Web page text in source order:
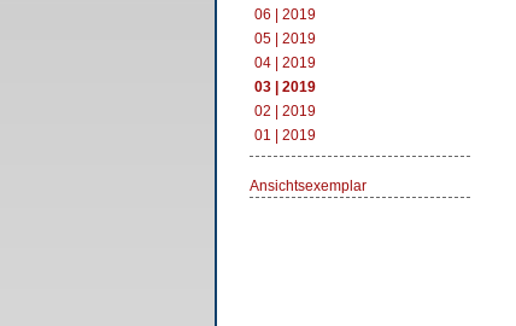
06 | 2019
05 | 2019
04 | 2019
03 | 2019
02 | 2019
01 | 2019
Ansichtsexemplar